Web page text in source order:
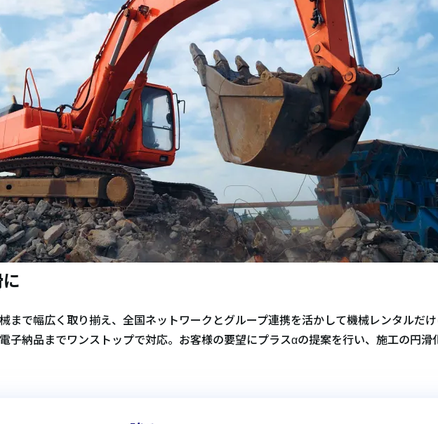
まで幅広く取り揃え、全国ネットワークとグループ連携を活かして機械レンタルだ
子納品までワンストップで対応。お客様の要望にプラスαの提案を行い、施工の円滑